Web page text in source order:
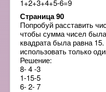
1+2+3+4+5-6=9
Страница 90
Попробуй расставить
чтобы сумма чисел
квадрата была равна
использовать только
Решение:
8- 4 -3
1-15-5
6- 2- 7